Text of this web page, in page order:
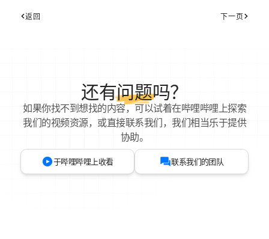
返回 下一页
还有问题吗？
如果你找不到想找的内容，可以试着在哔哩哔哩上探索
我们的视频资源，或直接联系我们，我们相当乐于提供
协助。
于哔哩哔哩上收看 联系我们的团队